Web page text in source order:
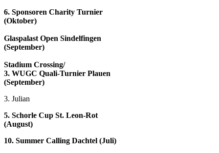
6. Sponsoren Charity Turnier
(Oktober)
Glaspalast Open Sindelfingen
(September)
Stadium Crossing/
3. WUGC Quali-Turnier Plauen
(September)
3. Julian
5. Schorle Cup St. Leon-Rot
(August)
10. Summer Calling Dachtel (Juli)